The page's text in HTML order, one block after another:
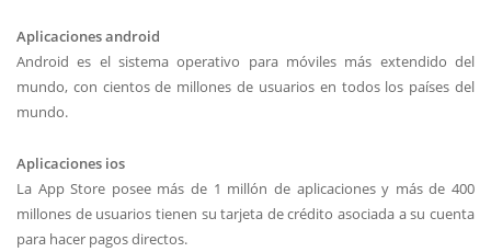
Aplicaciones android
Android es el sistema operativo para móviles más extendido del
mundo, con cientos de millones de usuarios en todos los países del
mundo.
Aplicaciones ios
La App Store posee más de 1 millón de aplicaciones y más de 400
millones de usuarios tienen su tarjeta de crédito asociada a su cuenta
para hacer pagos directos.